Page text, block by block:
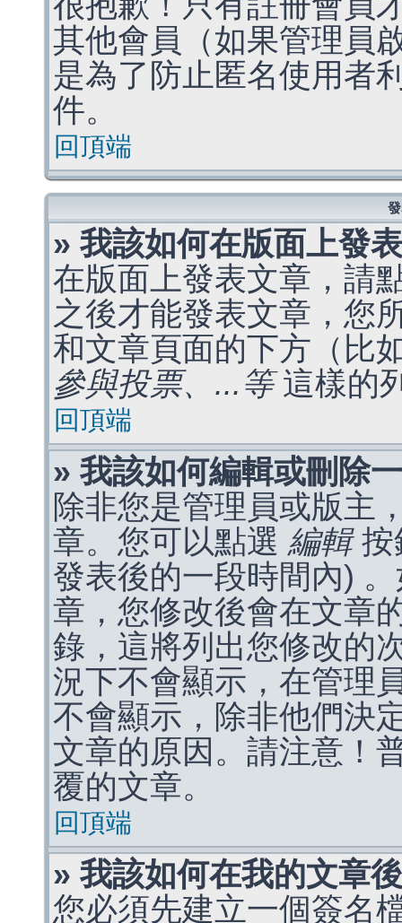
其他會員（如果管理員
是為了防止匿名使用者
件。
回頂端
» 我該如何在版面上發
在版面上發表文章，請
之後才能發表文章，您
和文章頁面的下方（比
參與投票、...等這樣的
回頂端
» 我該如何編輯或刪除
除非您是管理員或版主
章。您可以點選 編輯按
發表後的一段時間內)
章，您修改後會在文章
錄，這將列出您修改的
況下不會顯示，在管理
不會顯示，除非他們決
文章的原因。請注意！
覆的文章。
回頂端
» 我該如何在我的文章
您必須先建立一個簽名